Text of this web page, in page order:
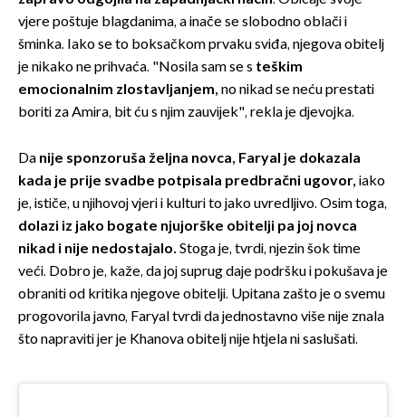
vjere poštuje blagdanima, a inače se slobodno oblači i
šminka. Iako se to boksačkom prvaku sviđa, njegova obitelj
je nikako ne prihvaća. "Nosila sam se s teškim
emocionalnim zlostavljanjem, no nikad se neću prestati
boriti za Amira, bit ću s njim zauvijek", rekla je djevojka.
Da nije sponzoruša željna novca, Faryal je dokazala
kada je prije svadbe potpisala predbračni ugovor, iako
je, ističe, u njihovoj vjeri i kulturi to jako uvredljivo. Osim toga,
dolazi iz jako bogate njujorške obitelji pa joj novca
nikad i nije nedostajalo. Stoga je, tvrdi, njezin šok time
veći. Dobro je, kaže, da joj suprug daje podršku i pokušava je
obraniti od kritika njegove obitelji. Upitana zašto je o svemu
progovorila javno, Faryal tvrdi da jednostavno više nije znala
što napraviti jer je Khanova obitelj nije htjela ni saslušati.